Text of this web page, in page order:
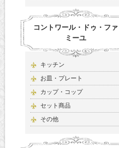
コントワール・ドゥ・ファ
ミーユ
キッチン
お皿・プレート
カップ・コップ
セット商品
その他